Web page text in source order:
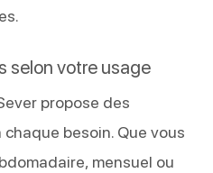
selon votre usage
propose des
besoin. Que vous
mensuel ou